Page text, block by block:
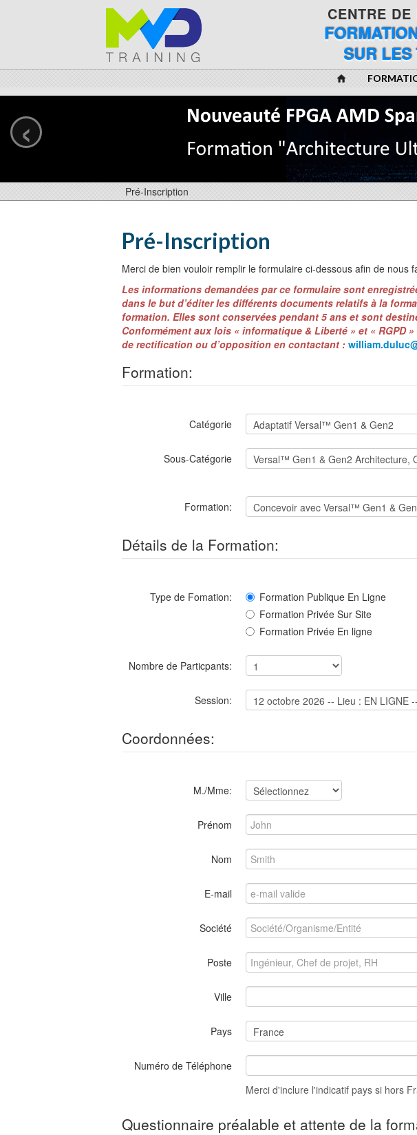
CENTRE
SUR LES
‹
Pré-Inscription
Pré-Inscription
Merci de bien vouloir remplir le formulaire ci-dessous afin de nous
Les informations demandées par ce formulaire sont
dans le but d’éditer les différents documents relatifs à la
formation. Elles sont conservées pendant 5 ans et sont
Conformément aux lois « informatique & Liberté » et « RGPD
de rectification ou d’opposition en contactant :
Formation:
Catégorie
Sous-Catégorie
Formation:
Détails de la Formation:
Type de Fomation:
Formation Publique En Ligne
Formation Privée Sur Site
Formation Privée En ligne
Nombre de Particpants:
Session:
Coordonnées:
M./Mme:
Prénom
Nom
E-mail
Société
Poste
Ville
Pays
Numéro de Téléphone
Merci d'inclure l'indicatif pays si hors
Questionnaire préalable et attente de la